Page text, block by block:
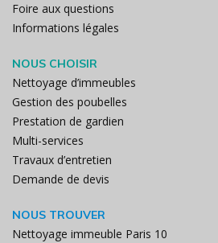
Foire aux questions
Informations légales
NOUS CHOISIR
Nettoyage d’immeubles
Gestion des poubelles
Prestation de gardien
Multi-services
Travaux d’entretien
Demande de devis
NOUS TROUVER
Nettoyage immeuble Paris 10